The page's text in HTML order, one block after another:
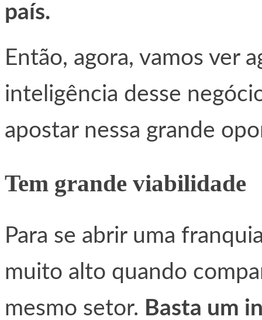
país.
Então, agora, vamos ver
inteligência desse
apostar nessa grande
Tem grande viabilidade
Para se abrir uma
muito alto quando
mesmo setor. Basta um